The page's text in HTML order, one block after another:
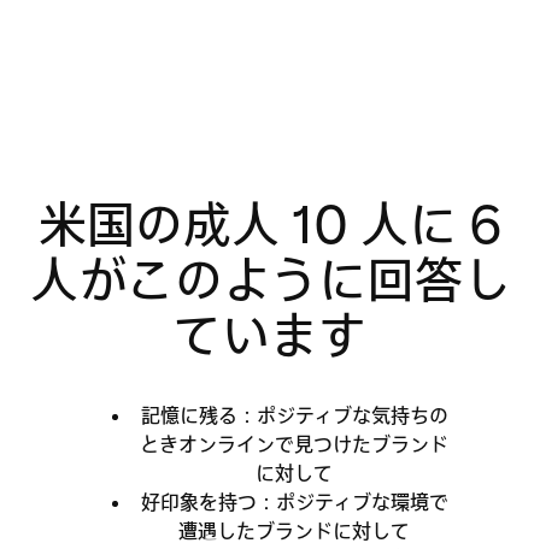
米国の成人 10 人に 6
人がこのように回答し
ています
記憶に残る：ポジティブな気持ちの
ときオンラインで見つけたブランド
に対して
好印象を持つ：ポジティブな環境で
遭遇したブランドに対して